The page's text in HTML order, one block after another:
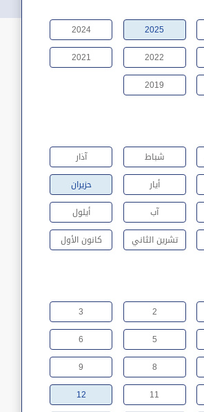
2025
2024
2022
2021
2019
شباط
آذار
أيار
حزيران
آب
أيلول
تشرين الثاني كانون الأول
2
3
5
6
8
9
11
12